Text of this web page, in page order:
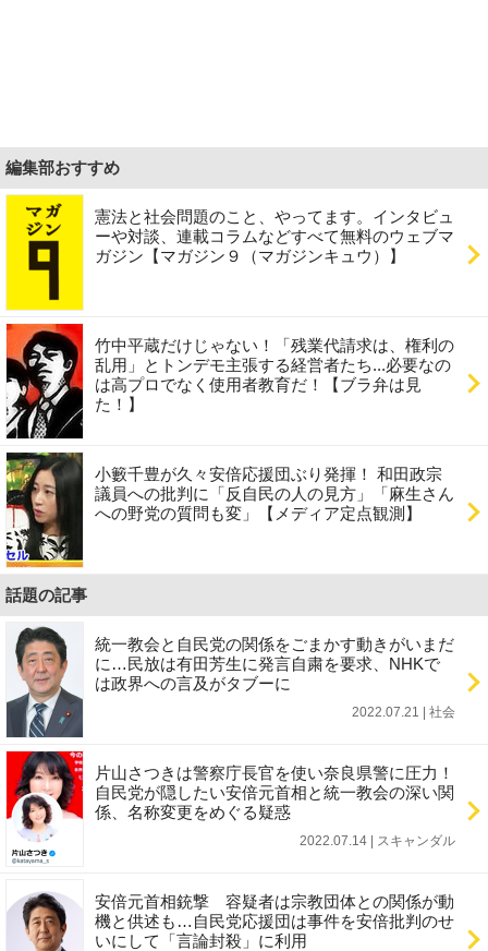
編集部おすすめ
憲法と社会問題のこと、やってます。インタビュ
ーや対談、連載コラムなどすべて無料のウェブマ
ガジン【マガジン９（マガジンキュウ）】
竹中平蔵だけじゃない！「残業代請求は、権利の
乱用」とトンデモ主張する経営者たち...必要なの
は高プロでなく使用者教育だ！【ブラ弁は見
た！】
小籔千豊が久々安倍応援団ぶり発揮！ 和田政宗
議員への批判に「反自民の人の見方」「麻生さん
への野党の質問も変」【メディア定点観測】
話題の記事
統一教会と自民党の関係をごまかす動きがいまだ
に…民放は有田芳生に発言自粛を要求、NHKで
は政界への言及がタブーに
2022.07.21 | 社会
片山さつきは警察庁長官を使い奈良県警に圧力！
自民党が隠したい安倍元首相と統一教会の深い関
係、名称変更をめぐる疑惑
2022.07.14 | スキャンダル
安倍元首相銃撃 容疑者は宗教団体との関係が動
機と供述も…自民党応援団は事件を安倍批判のせ
いにして「言論封殺」に利用